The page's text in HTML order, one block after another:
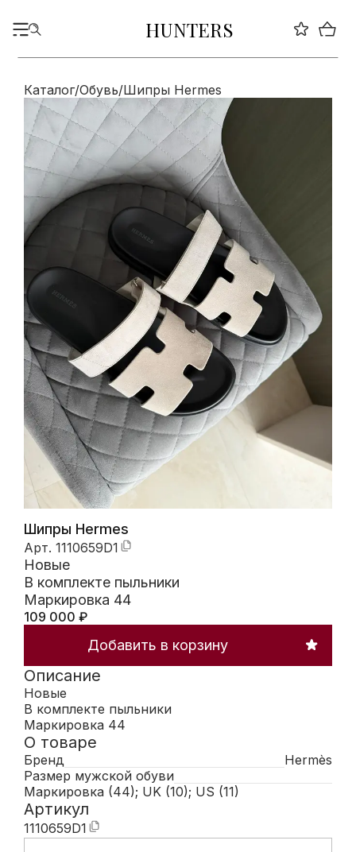
HUNTERS
Каталог/Обувь/Шипры Hermes
Шипры Hermes
Арт. 1110659D1
Новые
В комплекте пыльники
Маркировка 44
109 000 ₽
Добавить в корзину
Описание
Новые
В комплекте пыльники
Маркировка 44
О товаре
Бренд
Hermès
Размер мужской обуви
Маркировка (44); UK (10); US (11)
Артикул
1110659D1